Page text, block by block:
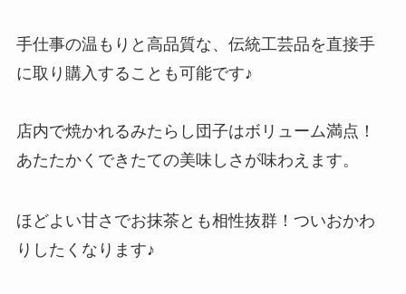
手仕事の温もりと高品質な、伝統工芸品を直接手
に取り購入することも可能です♪
店内で焼かれるみたらし団子はボリューム満点！
あたたかくできたての美味しさが味わえます。
ほどよい甘さでお抹茶とも相性抜群！ついおかわ
りしたくなります♪